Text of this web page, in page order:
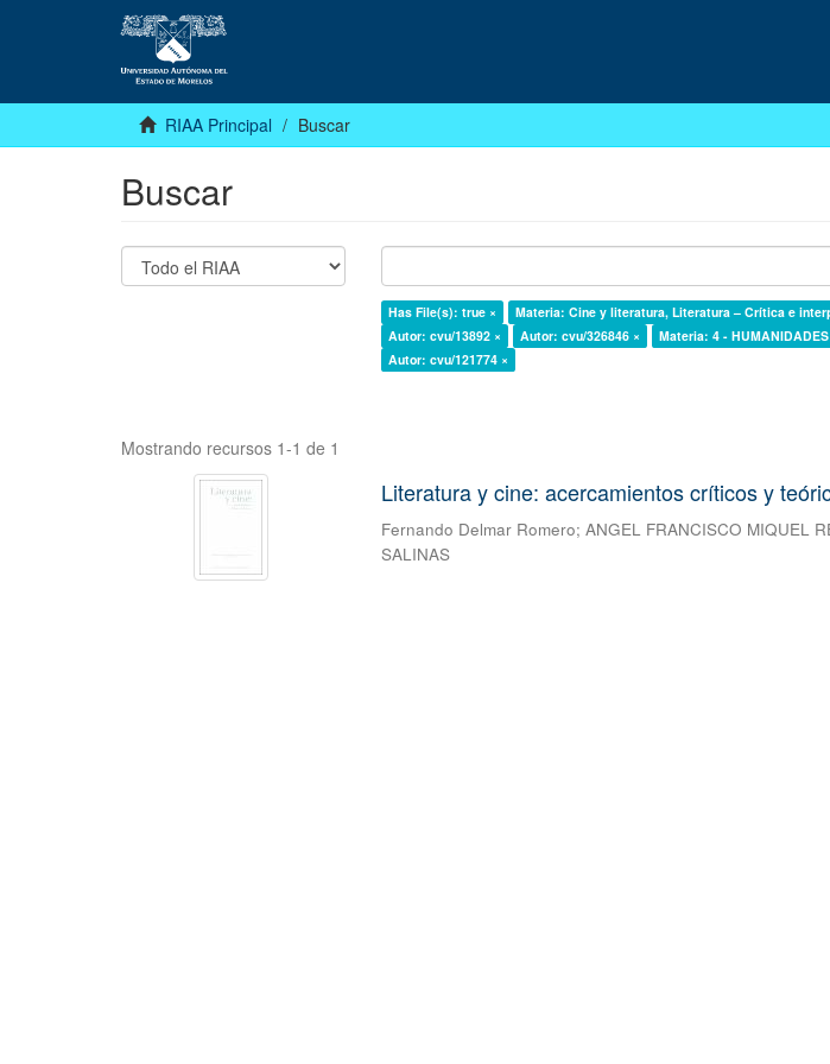
RIAA Principal Buscar
Buscar
Has File(s): true ×
Materia: Cine y literatura, Literatura – Crítica e
Autor: cvu/13892 ×
Autor: cvu/326846 ×
Materia: 4 -
Autor: cvu/121774 ×
Mostrando recursos 1-1 de 1
Literatura y cine: acercamientos críticos y
Fernando Delmar Romero;ANGEL FRANCISCO MIQUEL
SALINAS